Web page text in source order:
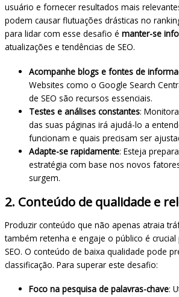
usuário e fornecer resultados mais
podem causar flutuações drásticas no
para lidar com esse desafio é manter-se
atualizações e tendências de SEO.
Acompanhe blogs e fontes de
Websites como o Google Search
de SEO são recursos essenciais.
Testes e análises constantes:
das suas páginas irá ajudá-lo a
funcionam e quais precisam ser
Adapte-se rapidamente: Esteja
estratégia com base nos novos
surgem.
2. Conteúdo de qualidade e
Produzir conteúdo que não apenas atraia
também retenha e engaje o público é
SEO. O conteúdo de baixa qualidade pode
classificação. Para superar este desafio:
Foco na pesquisa de palavras-chave: